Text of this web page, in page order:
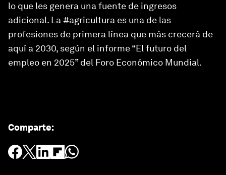
lo que les genera una fuente de ingresos
adicional. La #agricultura es una de las
profesiones de primera línea que más crecerá de
aquí a 2030, según el informe “El futuro del
empleo en 2025” del Foro Económico Mundial.
Comparte: